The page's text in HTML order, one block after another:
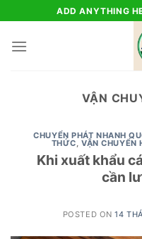
to
content
ADD ANYTHING
VẬN
CHUYỂN PHÁT NHANH
THỨC,VẬN CHUYỂN
Khi xuất khẩu
cần
POSTED ON14